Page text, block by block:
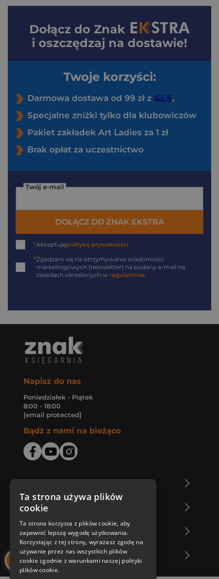
Dołącz do Znak
i oszczędzaj na dostawie!
Twoje korzyści:
Darmowa dostawa od 99 zł z
Specjalne zniżki tylko dla klubowiczów
Pakiet zakładek Art Ladies za 1 zł
Brak opłat za uczestnictwo
Twój e-mail
DOŁĄCZ DO ZNAK EKSTRA
*Akceptujępolitykę prywatności
*Zgadzam się na otrzymywanie wiadomości
marketingowych (newsletter) na podany e-mail na
zasadach określonych w regulaminie
Napisz do nas
Poniedziałek - Piątek
8:00 - 18:00
[email protected]
Bądź z nami na bieżąco
Zakupy u nas
Nasza oferta
Nasi autorzy
Ta strona używa plików
cookie
Ta strona korzysta z plików cookie, aby
zapewnić lepszą wygodę użytkowania.
Korzystając z tej strony, wyrażasz zgodę na
używanie przez nas wszystkich plików
cookie zgodnie z warunkami naszej polityki
plików cookie.